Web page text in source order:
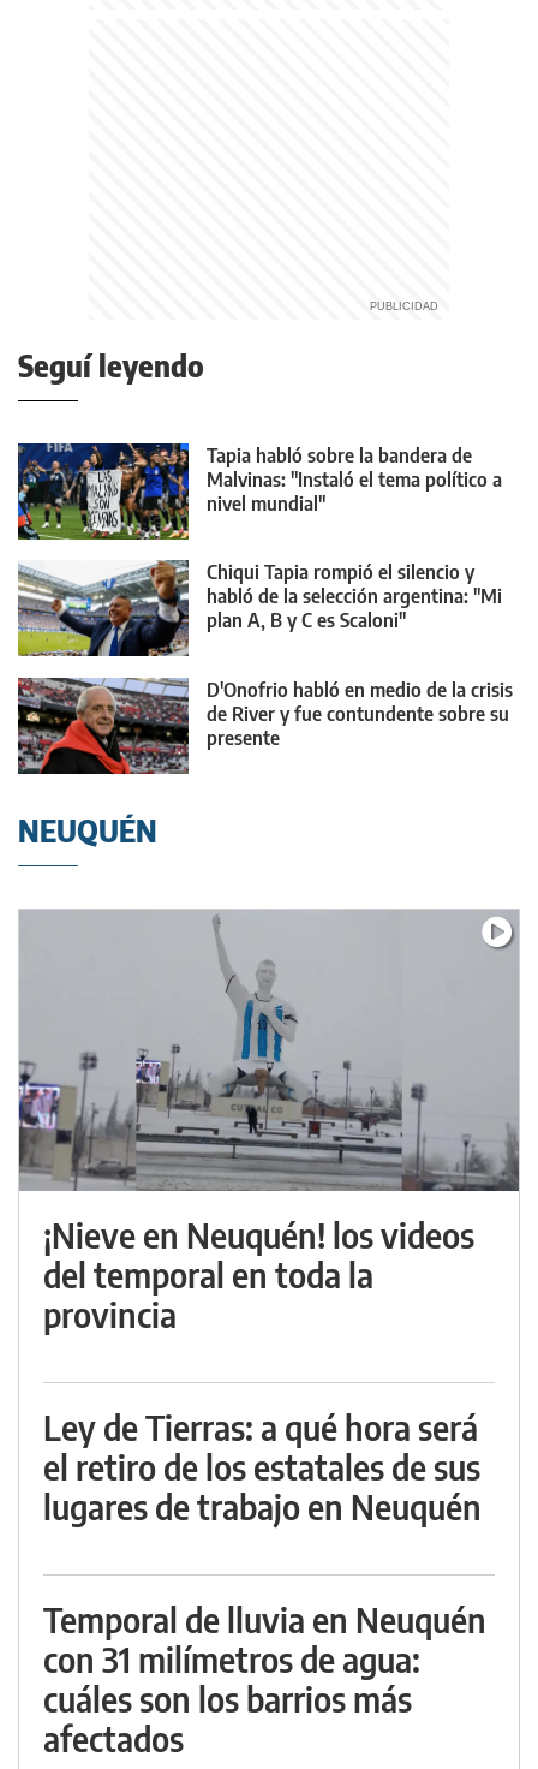
Seguí leyendo
Tapia habló sobre la bandera de
Malvinas: "Instaló el tema político a
nivel mundial"
Chiqui Tapia rompió el silencio y
habló de la selección argentina: "Mi
plan A, B y C es Scaloni"
D'Onofrio habló en medio de la crisis
de River y fue contundente sobre su
presente
NEUQUÉN
¡Nieve en Neuquén! los videos
del temporal en toda la
provincia
Ley de Tierras: a qué hora será
el retiro de los estatales de sus
lugares de trabajo en Neuquén
Temporal de lluvia en Neuquén
con 31 milímetros de agua:
cuáles son los barrios más
afectados